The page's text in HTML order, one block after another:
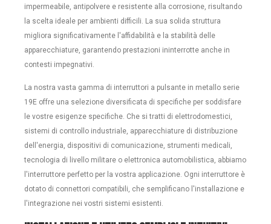
impermeabile, antipolvere e resistente alla corrosione, risultando
la scelta ideale per ambienti difficili. La sua solida struttura
migliora significativamente l'affidabilità e la stabilità delle
apparecchiature, garantendo prestazioni ininterrotte anche in
contesti impegnativi.
La nostra vasta gamma di interruttori a pulsante in metallo serie
19E offre una selezione diversificata di specifiche per soddisfare
le vostre esigenze specifiche. Che si tratti di elettrodomestici,
sistemi di controllo industriale, apparecchiature di distribuzione
dell'energia, dispositivi di comunicazione, strumenti medicali,
tecnologia di livello militare o elettronica automobilistica, abbiamo
l'interruttore perfetto per la vostra applicazione. Ogni interruttore è
dotato di connettori compatibili, che semplificano l'installazione e
l'integrazione nei vostri sistemi esistenti.